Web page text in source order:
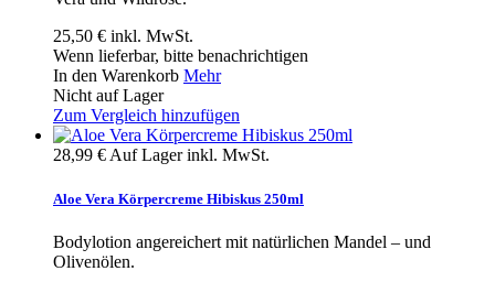
25,50 € inkl. MwSt.
Wenn lieferbar, bitte benachrichtigen
In den Warenkorb Mehr
Nicht auf Lager
Zum Vergleich hinzufügen
28,99 €Auf Lagerinkl. MwSt.
Aloe Vera Körpercreme Hibiskus 250ml
Bodylotion angereichert mit natürlichen Mandel – und
Olivenölen.